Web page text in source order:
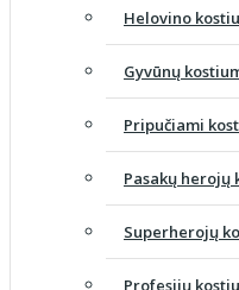
Helovino
Gyvūnų
Pripučiami
Pasakų herojų
Superherojų
Profesijų